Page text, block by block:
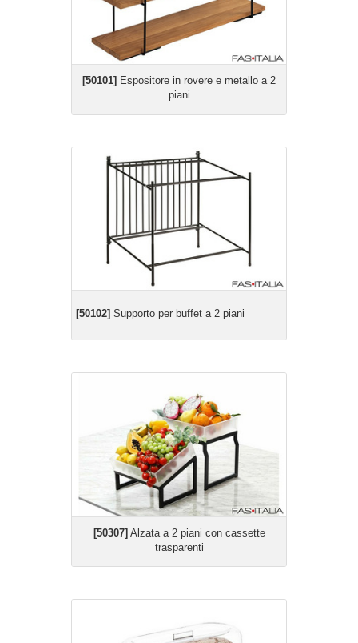
[50101] Espositore in rovere e metallo a 2
piani
[50102] Supporto per buffet a 2 piani
[50307] Alzata a 2 piani con cassette
trasparenti